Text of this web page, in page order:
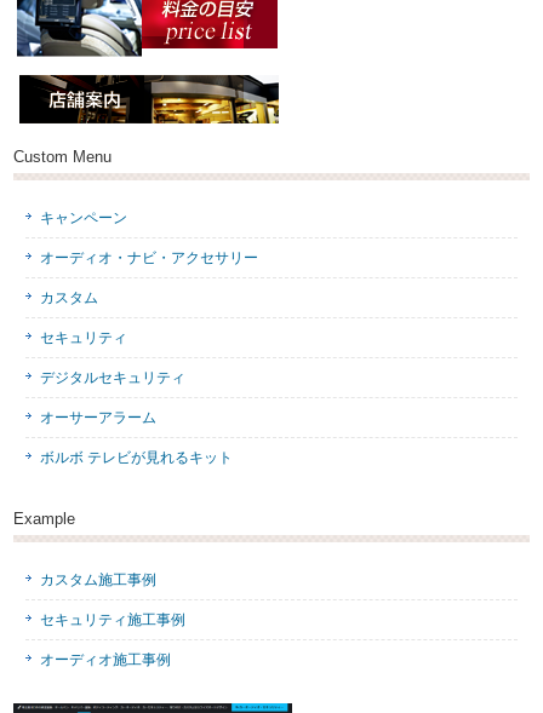
Custom Menu
キャンペーン
オーディオ・ナビ・アクセサリー
カスタム
セキュリティ
デジタルセキュリティ
オーサーアラーム
ボルボ テレビが見れるキット
Example
カスタム施工事例
セキュリティ施工事例
オーディオ施工事例